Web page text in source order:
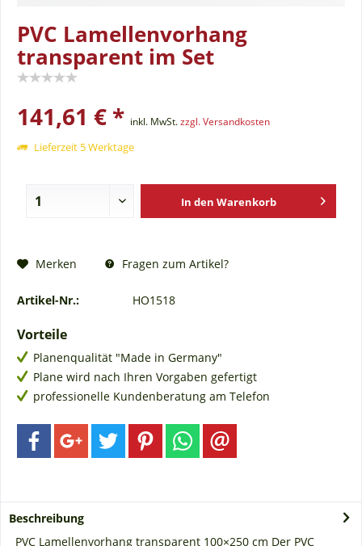
PVC Lamellenvorhang
transparent im Set
141,61 € * inkl. MwSt.zzgl. Versandkosten
Lieferzeit 5 Werktage
In den Warenkorb
Merken Fragen zum Artikel?
Artikel-Nr.: HO1518
Vorteile
Planenqualität "Made in Germany"
Plane wird nach Ihren Vorgaben gefertigt
professionelle Kundenberatung am Telefon
Beschreibung
PVC Lamellenvorhang transparent 100×250 cm Der PVC